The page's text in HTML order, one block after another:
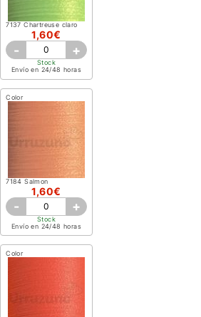
7137 Chartreuse claro
1,60€
- +
Stock
Envío en 24/48 horas
Color
7184 Salmon
1,60€
- +
Stock
Envío en 24/48 horas
Color